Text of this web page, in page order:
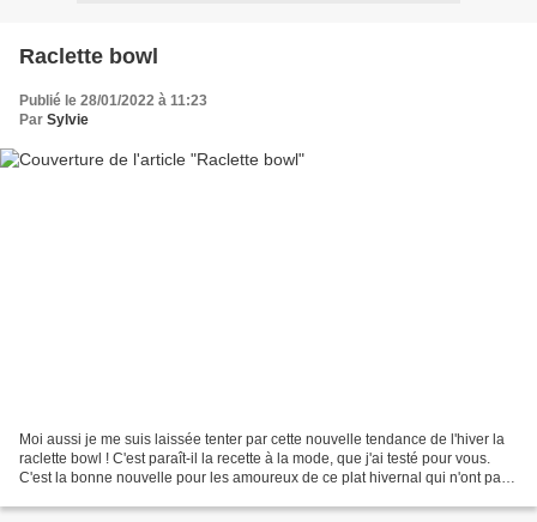
Raclette bowl
Publié le 28/01/2022 à 11:23
Par Sylvie
Moi aussi je me suis laissée tenter par cette nouvelle tendance de l'hiver la
raclette bowl ! C'est paraît-il la recette à la mode, que j'ai testé pour vous.
C'est la bonne nouvelle pour les amoureux de ce plat hivernal qui n'ont pas